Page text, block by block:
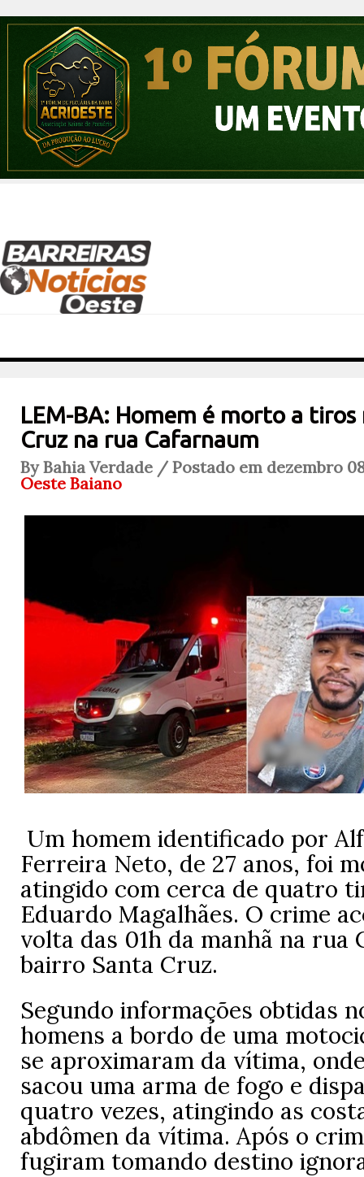
LEM-BA: Homem é morto a
Cruz na rua Cafarnaum
By Bahia Verdade / Postado em dezembro
Oeste Baiano
Um homem identificado por
Ferreira Neto, de 27 anos, foi
atingido com cerca de quatro
Eduardo Magalhães. O crime
volta das 01h da manhã na rua
bairro Santa Cruz.
Segundo informações obtidas
homens a bordo de uma
se aproximaram da vítima,
sacou uma arma de fogo e
quatro vezes, atingindo as
abdômen da vítima. Após o
fugiram tomando destino